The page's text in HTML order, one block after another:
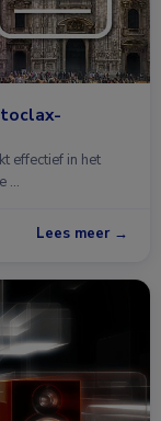
effectief in het
…
Lees meer →